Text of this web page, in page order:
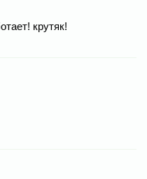
крутяк!